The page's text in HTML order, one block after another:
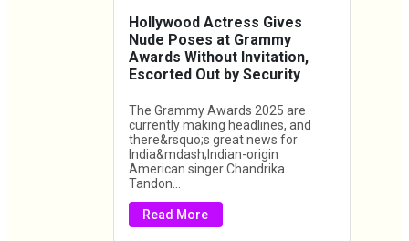
Hollywood Actress Gives
Nude Poses at Grammy
Awards Without Invitation,
Escorted Out by Security
The Grammy Awards 2025 are
currently making headlines, and
there&rsquo;s great news for
India&mdash;Indian-origin
American singer Chandrika
Tandon...
Read More